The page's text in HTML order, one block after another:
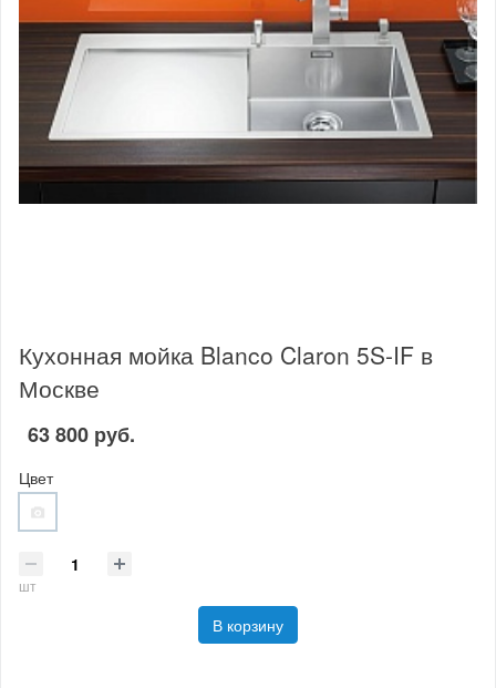
Кухонная мойка Blanco Claron 5S-IF в
Москве
63 800 руб.
Цвет
шт
В корзину